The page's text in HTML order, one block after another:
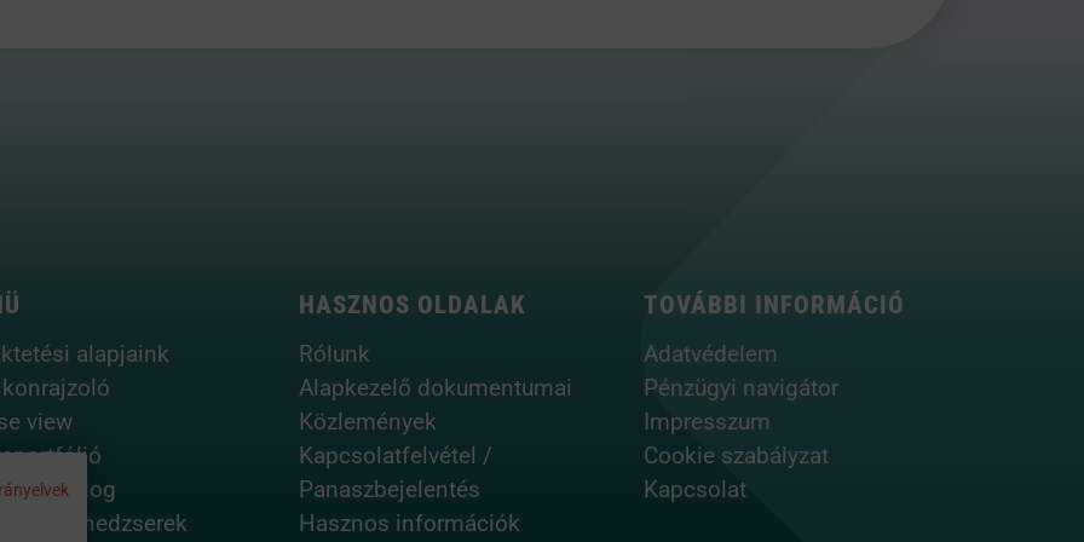
alapjaink
view
blog
menedzserek
HASZNOS OLDALAK
Rólunk
Alapkezelő dokumentumai
Közlemények
Kapcsolatfelvétel /
Panaszbejelentés
Hasznos információk
TOVÁBBI INFORMÁCIÓ
Adatvédelem
Pénzügyi navigátor
Impresszum
Cookie szabályzat
Kapcsolat